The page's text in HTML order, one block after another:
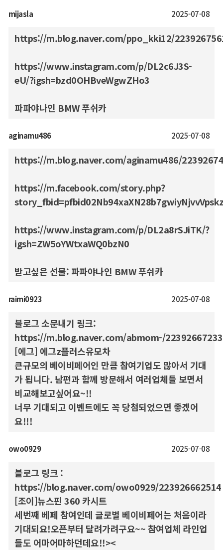
mijasla 2025-07-08
https://m.blog.naver.com/ppo_kki12/
https://www.instagram.com/p/DL2c6J3S-
eU/?igsh=bzd0OHBveWgwZHo3
파파야나인 BMW 푸쉬카
aginamu486 2025-07-08
https://m.blog.naver.com/aginamu486/
https://m.facebook.com/story.php?
https://www.instagram.com/p/DL2a8rSJiTK/?
igsh=ZW5oYWtxaWQ0bzN0
받고싶은 선물: 파파야나인 BMW 푸쉬카
raimi0923 2025-07-08
블로그 소문내기 링크:
https://m.blog.naver.com/abmom-/
[에그] 에그z플러스유모차
큰규모의 베이비페어인 만큼 참여기업도 많아서 기대
가 됩니다. 남편과 함께 방문해서 여러업체들 보면서
비교해보고싶어요~!!
너무 기대되고 이벤트에도 꼭 당첨되었으면 좋겠어
요!!!
owo0929 2025-07-08
블로그 링크 :
https://blog.naver.com/owo0929/223926662514
[조이]뉴스핀 360 카시트
세번째 베페 참여인데 글로벌 베이비페어는 처음이라
기대되요!오픈부터 달려가려구요~~ 참여업체 라인업
들도 어마어마하던데요!!><